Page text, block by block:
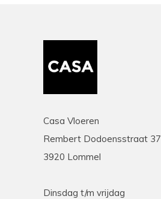
Casa Vloeren
Rembert Dodoensstraat 37
3920 Lommel
Dinsdag t/m vrijdag